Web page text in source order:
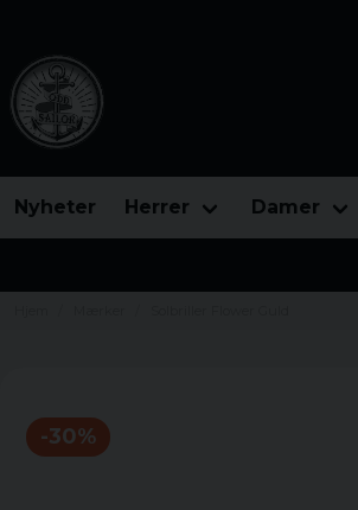
Nyheter Herrer Damer
-30%